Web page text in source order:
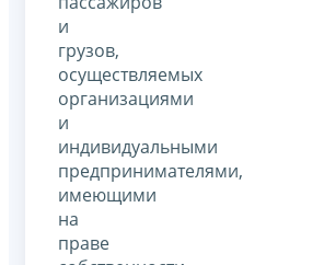
и
грузов,
осуществляемых
организациями
и
индивидуальными
предпринимателями,
имеющими
на
праве